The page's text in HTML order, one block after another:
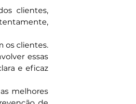
clientes,
os clientes.
essas
e eficaz
melhores